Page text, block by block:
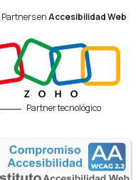
Partners enAccesibilidad Web
Partner tecnológico